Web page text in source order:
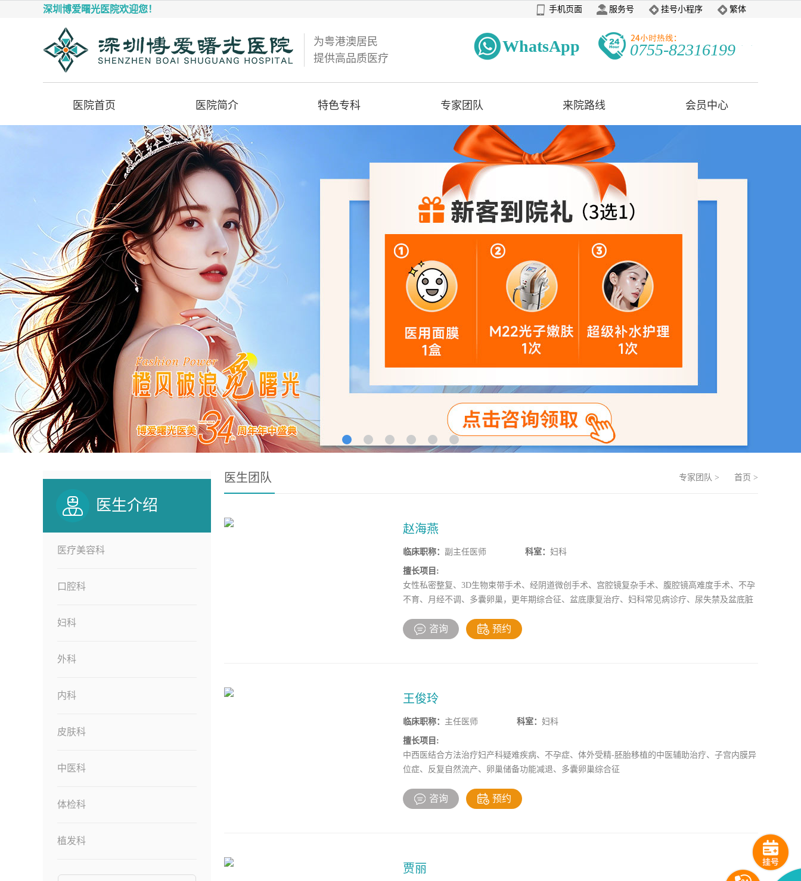
深圳博爱曙光医院欢迎您！ 手机页面 服务号 挂号小程序 繁体
为粤港澳居民
提供高品质医疗
0755-82316199
WhatsApp
医院首页 医院简介 特色专科 专家团队 来院路线 会员中心
医生介绍
医疗美容科
口腔科
妇科
外科
内科
皮肤科
中医科
体检科
植发科
医生团队 首页 >
专家团队 >
赵海燕
临床职称： 副主任医师 科室： 妇科
擅长项目:
女性私密整复、3D生物束带手术、经阴道微创手术、宫腔镜复杂手术、腹腔镜高难度手术、不孕
不育、月经不调、多囊卵巢，更年期综合征、盆底康复治疗、妇科常见病诊疗、尿失禁及盆底脏
咨询 预约
王俊玲
临床职称： 主任医师 科室： 妇科
擅长项目:
中西医结合方法治疗妇产科疑难疾病、不孕症、体外受精-胚胎移植的中医辅助治疗、子宫内膜异
位症、反复自然流产、卵巢储备功能减退、多囊卵巢综合征
咨询 预约
贾丽